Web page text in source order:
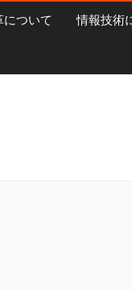
ついて 情報技術